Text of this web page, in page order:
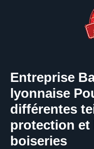
Entreprise
lyonnaise
différentes
protection et
boiseries